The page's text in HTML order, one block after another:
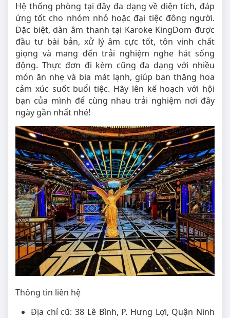
Hệ thống phòng tại đây đa dạng về diện tích, đáp
ứng tốt cho nhóm nhỏ hoặc đại tiệc đông người.
Đặc biệt, dàn âm thanh tại Karoke KingDom được
đầu tư bài bản, xử lý âm cực tốt, tôn vinh chất
giọng và mang đến trải nghiệm nghe hát sống
động. Thực đơn đi kèm cũng đa dạng với nhiều
món ăn nhẹ và bia mát lạnh, giúp bạn thăng hoa
cảm xúc suốt buổi tiệc. Hãy lên kế hoạch với hội
bạn của mình để cùng nhau trải nghiệm nơi đây
ngày gần nhất nhé!
Thông tin liên hệ
Địa chỉ cũ: 38 Lê Bình, P. Hưng Lợi, Quận Ninh